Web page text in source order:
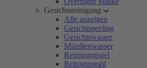
Gesichtsreinigung
Alle anzeigen
Gesichtspeeling
Gesichtswasser
Mizellenwasser
Reinigungsgel
Reinigungsöl